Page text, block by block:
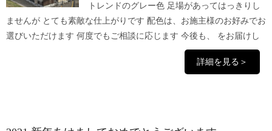
トレンドのグレー色 足場があってはっきりし
ませんが とても素敵な仕上がりです 配色は、お施主様のお好みでお
選びいただけます 何度でもご相談に応じます 今後も、 をお届けし
詳細を見る＞